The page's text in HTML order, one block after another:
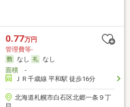
0.77万円
管理費等-
なし
なし
面積-
ＪＲ千歳線 平和駅 徒歩16分
北海道札幌市白石区北郷一条９丁